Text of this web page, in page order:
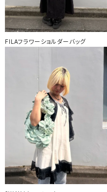
FILAフラワーショルダーバッグ